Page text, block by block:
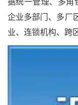
据统一管理、多角
企业多部门、多厂
业、连锁机构、跨